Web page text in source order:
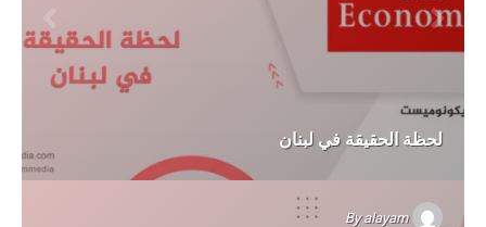
لحظة الحقيقة في لبنان
Byalayam